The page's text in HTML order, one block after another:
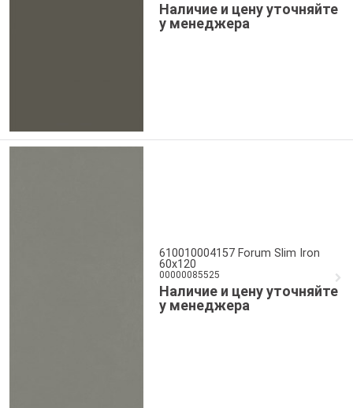
Наличие и цену уточняйте
у менеджера
610010004157 Forum Slim Iron
60x120
00000085525
Наличие и цену уточняйте
у менеджера